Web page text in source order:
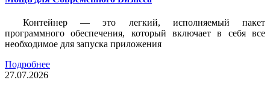
Контейнер — это легкий, исполняемый пакет
программного обеспечения, который включает в себя все
необходимое для запуска приложения
Подробнее
27.07.2026